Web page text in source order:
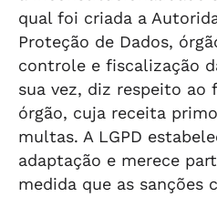
qual foi criada a
Proteção de Dados,
controle e fiscalização
sua vez, diz respeito ao
órgão, cuja receita
multas. A LGPD
adaptação e merece
medida que as sanções